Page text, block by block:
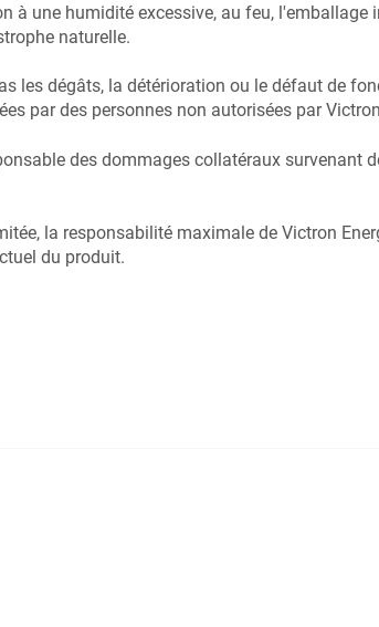
à une humidité excessive, au feu, l'emballage
naturelle.
les dégâts, la détérioration ou le défaut de
par des personnes non autorisées par
des dommages collatéraux survenant
la responsabilité maximale de Victron
du produit.